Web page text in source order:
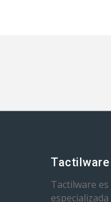
Tactilware
Tactilware